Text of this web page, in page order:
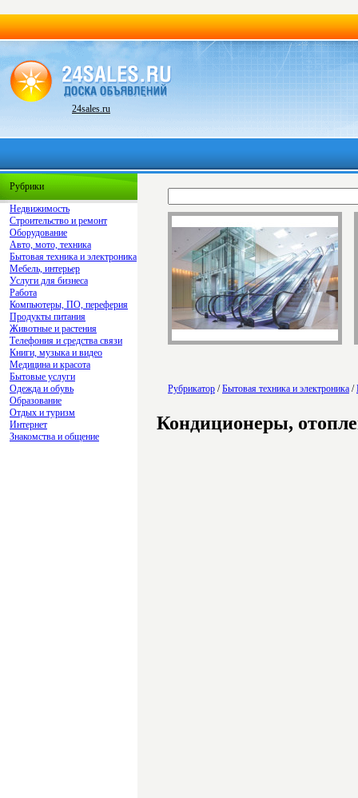
24sales.ru
Рубрики
Недвижимость
Строительство и ремонт
Оборудование
Авто, мото, техника
Бытовая техника и электроника
Мебель, интерьер
Услуги для бизнеса
Работа
Компьютеры, ПО, переферия
Продукты питания
Животные и растения
Телефония и средства связи
Книги, музыка и видео
Медицина и красота
Бытовые услуги
Одежда и обувь
Образование
Отдых и туризм
Интернет
Знакомства и общение
Рубрикатор /Бытовая техника и электроника /
Кондиционеры,